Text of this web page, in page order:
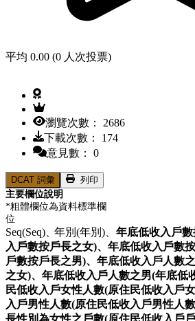
平均 0.00 (0 人次投票)
瀏覽次數： 2686
下載次數： 174
意見數： 0
DCAT 詞彙
列印
主要欄位說明
*粗體欄位為資料標準欄
位
Seq(Seq)、年別(年別)、 年底低收入戶
入戶數按戶長之女)、 年底低收入戶數
戶數按戶長之男)、 年底低收入戶人數
之女)、 年底低收入戶人數之男(年底低
民低收入戶女性人數(原住民低收入戶女
入戶男性人數(原住民低收入戶男性人數
長性別為女性之戶數(原住民低收入戶